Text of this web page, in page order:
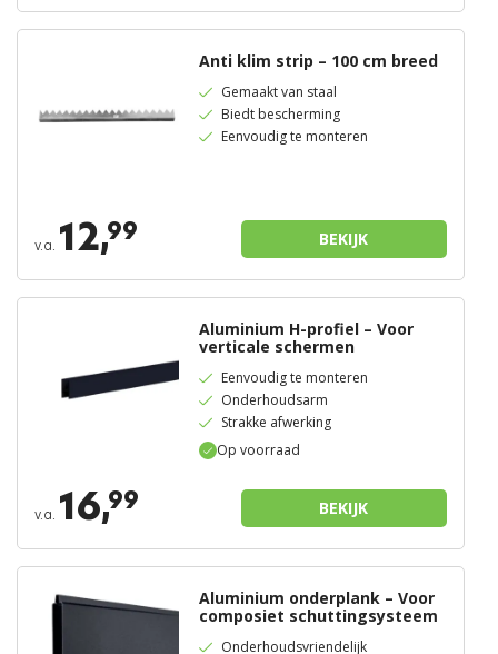
Anti klim strip – 100 cm breed
Gemaakt van staal
Biedt bescherming
Eenvoudig te monteren
v.a. 12,99 BEKIJK
Op voorraad
Aluminium H-profiel – Voor
verticale schermen
Eenvoudig te monteren
Onderhoudsarm
Strakke afwerking
v.a. 16,99 BEKIJK
Aluminium onderplank – Voor
composiet schuttingsysteem
Onderhoudsvriendelijk